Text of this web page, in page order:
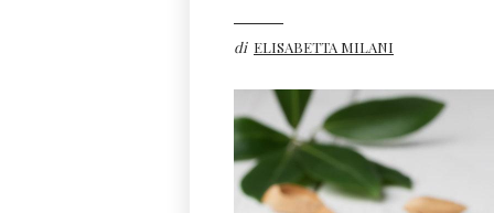
di ELISABETTA MILANI